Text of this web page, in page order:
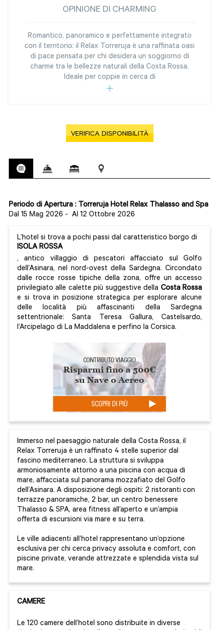
OPINIONE DI CHARMING
Romantico, panoramico e perfettamente integrato
con il territorio: il Relax Torreruja è una raffinata oasi
di pace pensata per chi desidera un soggiorno di
charme tra le bellezze naturali della Costa Rossa.
Ideale per coppie in cerca di
VERIFICA DISPONIBILITÀ
Periodo di Apertura : Torreruja Hotel Relax Thalasso and Spa
Dal 15 Mag 2026 - Al 12 Ottobre 2026
L’hotel si trova a pochi passi dal caratteristico borgo di
ISOLA ROSSA
, antico villaggio di pescatori affacciato sul Golfo
dell’Asinara, nel nord-ovest della Sardegna. Circondato
dalle rocce rosse tipiche della zona, offre un accesso
privilegiato alle calette più suggestive della Costa Rossa
e si trova in posizione strategica per esplorare alcune
delle località più affascinanti della Sardegna
settentrionale: Santa Teresa Gallura, Castelsardo,
l’Arcipelago di La Maddalena e perfino la Corsica.
Immerso nel paesaggio naturale della Costa Rossa, il
Relax Torreruja è un raffinato 4 stelle superior dal
fascino mediterraneo. La struttura si sviluppa
armoniosamente attorno a una piscina con acqua di
mare, affacciata sul panorama mozzafiato del Golfo
dell’Asinara. A disposizione degli ospiti: 2 ristoranti con
terrazze panoramiche, 2 bar, un centro benessere
Thalasso & SPA, area fitness all’aperto e un’ampia
offerta di escursioni via mare e su terra.
Le ville adiacenti all’hotel rappresentano un’opzione
esclusiva per chi cerca privacy assoluta e comfort, con
piscine private, verande attrezzate e splendida vista sul
mare.
CAMERE
Le 120 camere dell’hotel sono distribuite in diverse